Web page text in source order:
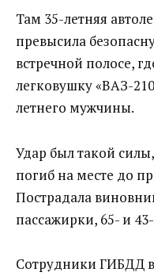
Там 35-летняя
превысила
встречной полосе,
легковушку «ВАЗ-
летнего мужчины.
Удар был такой
погиб на месте до
Пострадала
пассажирки, 65- и
Сотрудники ГИБДД